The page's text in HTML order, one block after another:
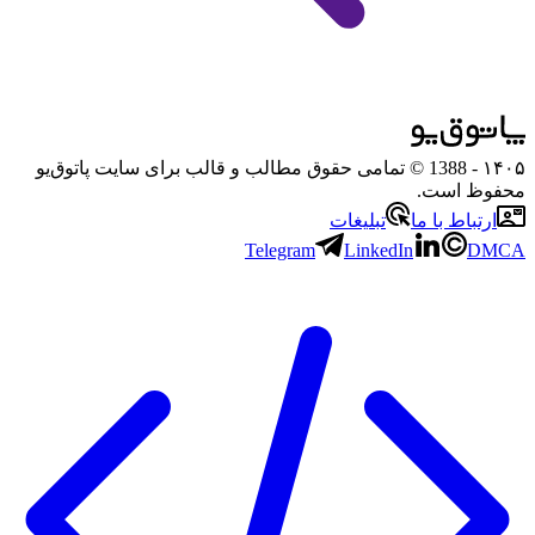
۱۴۰۵
- 1388 © تمامی حقوق مطالب و قالب برای سایت پاتوق‌یو
محفوظ است.
ارتباط با ما
تبلیغات
Telegram
LinkedIn DMCA